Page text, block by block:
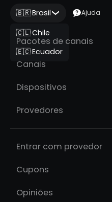
🇧🇷 Brasil
🇨🇱 Chile
🇪🇨 Ecuador
Ajuda
Pacotes de canais
Canais
Dispositivos
Provedores
Entrar com provedor
Cupons
Opiniões